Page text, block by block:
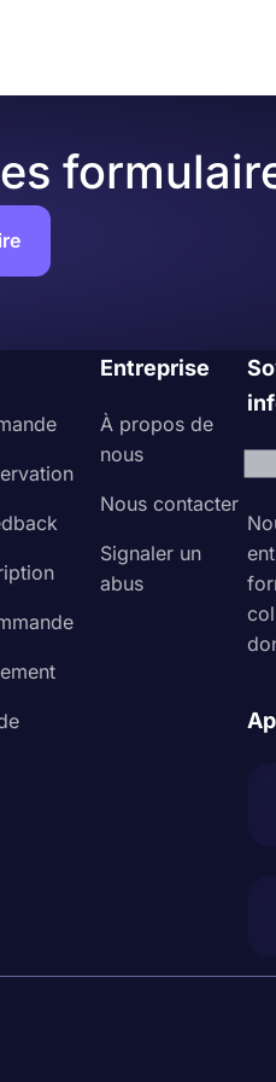
Entreprise
À propos de
nous
Nous contacter
Signaler un
abus